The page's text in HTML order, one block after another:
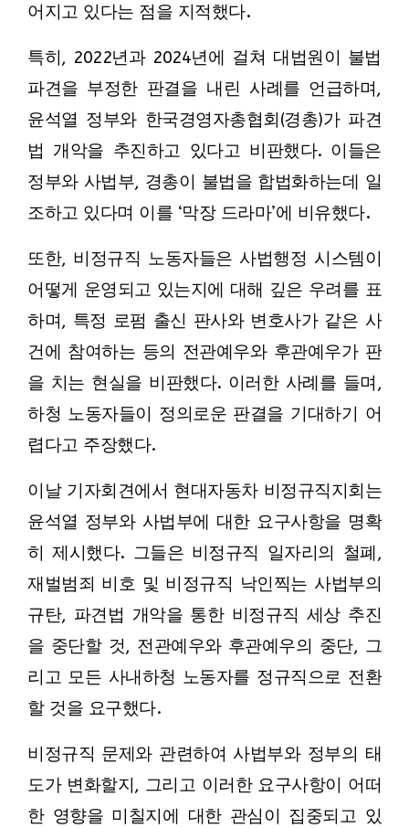
어지고 있다는 점을 지적했다.
특히, 2022년과 2024년에 걸쳐 대법원이 불법
파견을 부정한 판결을 내린 사례를 언급하며,
윤석열 정부와 한국경영자총협회(경총)가 파견
법 개악을 추진하고 있다고 비판했다. 이들은
정부와 사법부, 경총이 불법을 합법화하는데 일
조하고 있다며 이를 ‘막장 드라마’에 비유했다.
또한, 비정규직 노동자들은 사법행정 시스템이
어떻게 운영되고 있는지에 대해 깊은 우려를 표
하며, 특정 로펌 출신 판사와 변호사가 같은 사
건에 참여하는 등의 전관예우와 후관예우가 판
을 치는 현실을 비판했다. 이러한 사례를 들며,
하청 노동자들이 정의로운 판결을 기대하기 어
렵다고 주장했다.
이날 기자회견에서 현대자동차 비정규직지회는
윤석열 정부와 사법부에 대한 요구사항을 명확
히 제시했다. 그들은 비정규직 일자리의 철폐,
재벌범죄 비호 및 비정규직 낙인찍는 사법부의
규탄, 파견법 개악을 통한 비정규직 세상 추진
을 중단할 것, 전관예우와 후관예우의 중단, 그
리고 모든 사내하청 노동자를 정규직으로 전환
할 것을 요구했다.
비정규직 문제와 관련하여 사법부와 정부의 태
도가 변화할지, 그리고 이러한 요구사항이 어떠
한 영향을 미칠지에 대한 관심이 집중되고 있